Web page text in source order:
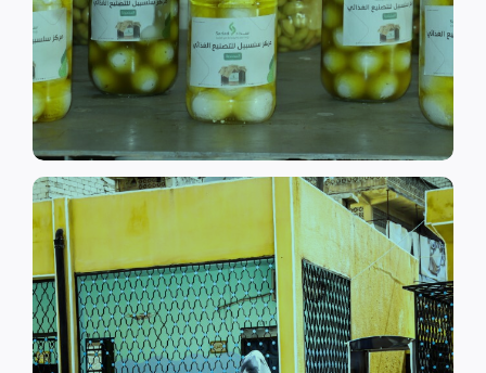
الى الاهتمام بالمشاريع التنموية.
اقرأ المزيد
التعليمية أو المتأخرين عن المراحل
الدراسية بسبب الصراع القائم.
اقرأ المزيد